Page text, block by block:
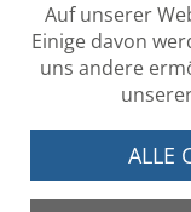
Auf unserer
Einige davon
uns andere
ALLE